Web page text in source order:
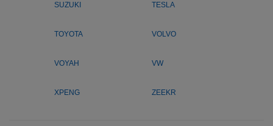
SUZUKI TESLA
TOYOTA VOLVO
VOYAH VW
XPENG ZEEKR